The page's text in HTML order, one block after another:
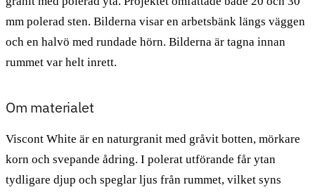
mm polerad sten. Bilderna visar en arbetsbänk längs väggen
och en halvö med rundade hörn. Bilderna är tagna innan
rummet var helt inrett.
Om materialet
Viscont White är en naturgranit med gråvit botten, mörkare
korn och svepande ådring. I polerat utförande får ytan
tydligare djup och speglar ljus från rummet, vilket syns